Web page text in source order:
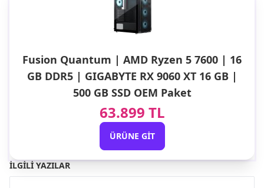
Fusion Quantum | AMD Ryzen 5 7600 | 16
GB DDR5 | GIGABYTE RX 9060 XT 16 GB |
500 GB SSD OEM Paket
63.899 TL
ÜRÜNE GIT
İLGILI YAZILAR